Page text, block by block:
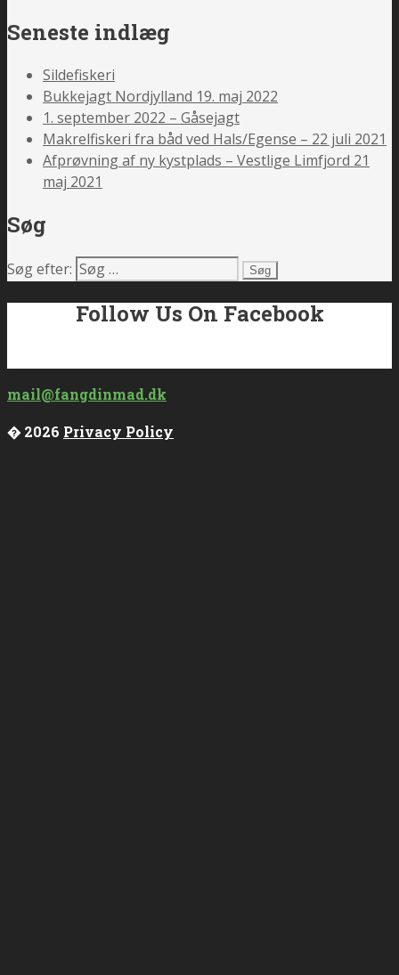
Seneste indlæg
Sildefiskeri
Bukkejagt Nordjylland 19. maj 2022
1. september 2022 – Gåsejagt
Makrelfiskeri fra båd ved Hals/Egense – 22 juli 2021
Afprøvning af ny kystplads – Vestlige Limfjord 21
maj 2021
Søg
Søg efter:
Follow Us On Facebook
mail@fangdinmad.dk
� 2026 Privacy Policy